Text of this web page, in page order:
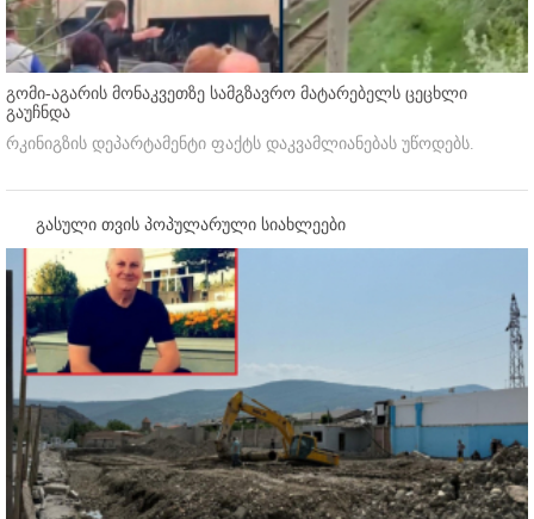
გომი-აგარის მონაკვეთზე სამგზავრო მატარებელს ცეცხლი
გაუჩნდა
რკინიგზის დეპარტამენტი ფაქტს დაკვამლიანებას უწოდებს.
გასული თვის პოპულარული სიახლეები